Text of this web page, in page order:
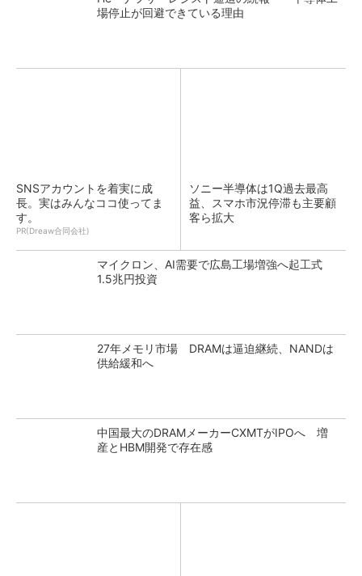
場停止が回避できている理由
SNSアカウントを着実に成
長。実はみんなココ使ってま
す。
PR(Dreaw合同会社)
ソニー半導体は1Q過去最高
益、スマホ市況停滞も主要顧
客ら拡大
マイクロン、AI需要で広島工場増強へ起工式
1.5兆円投資
27年メモリ市場 DRAMは逼迫継続、NANDは
供給緩和へ
中国最大のDRAMメーカーCXMTがIPOへ 増
産とHBM開発で存在感